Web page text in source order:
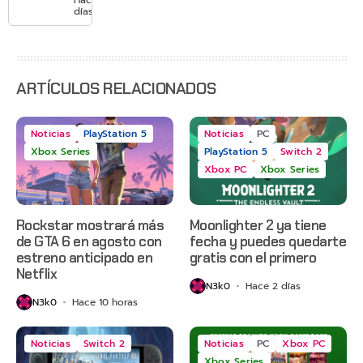
con
Gears of
2 y más
días
ARTÍCULOS RELACIONADOS
Noticias
PlayStation 5
Xbox Series
Rockstar mostrará más
de GTA 6 en agosto con
estreno anticipado en
Netflix
N3k0 Hace 10 horas
Noticias
PC
PlayStation 5
Switch 2
Xbox PC
Xbox Series
Moonlighter 2 ya tiene
fecha y puedes quedarte
gratis con el primero
N3k0 Hace 2 días
Noticias Switch 2 Noticias PC
Xbox PC